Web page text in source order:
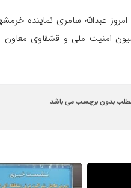
عبدالله سامری نماینده
امنیت ملی و قشقاوی معاون
بدون برچسب می باشد.